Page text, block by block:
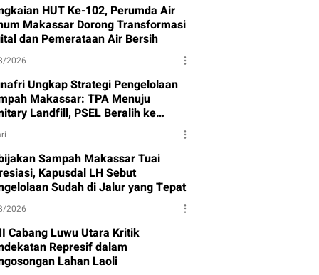
HUT Ke-102, Perumda Air
Makassar Dorong Transformasi
dan Pemerataan Air Bersih
2026
Ungkap Strategi Pengelolaan
Makassar: TPA Menuju
Landfill, PSEL Beralih ke
109
Sampah Makassar Tuai
Kapusdal LH Sebut
Sudah di Jalur yang Tepat
2026
Cabang Luwu Utara Kritik
Represif dalam
Lahan Laoli